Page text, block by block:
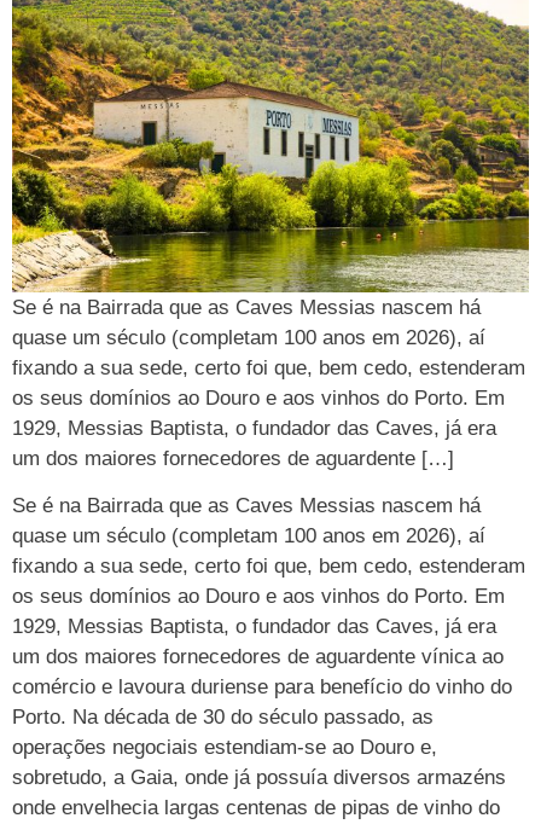
Se é na Bairrada que as Caves Messias nascem há
quase um século (completam 100 anos em 2026), aí
fixando a sua sede, certo foi que, bem cedo, estenderam
os seus domínios ao Douro e aos vinhos do Porto. Em
1929, Messias Baptista, o fundador das Caves, já era
um dos maiores fornecedores de aguardente […]
Se é na Bairrada que as Caves Messias nascem há
quase um século (completam 100 anos em 2026), aí
fixando a sua sede, certo foi que, bem cedo, estenderam
os seus domínios ao Douro e aos vinhos do Porto. Em
1929, Messias Baptista, o fundador das Caves, já era
um dos maiores fornecedores de aguardente vínica ao
comércio e lavoura duriense para benefício do vinho do
Porto. Na década de 30 do século passado, as
operações negociais estendiam-se ao Douro e,
sobretudo, a Gaia, onde já possuía diversos armazéns
onde envelhecia largas centenas de pipas de vinho do